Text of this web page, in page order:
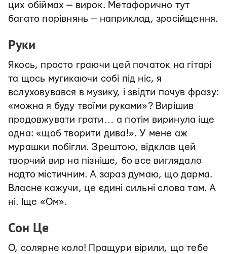
цих обіймах — вирок. Метафорично тут
багато порівнянь — наприклад, зросійщення.
Руки
Якось, просто граючи цей початок на гітарі
та щось мугикаючи собі під ніс, я
вслуховувався в музику, і звідти почув фразу:
«можна я буду твоїми руками»? Вирішив
продовжувати грати… а потім виринула іще
одна: «щоб творити дива!». У мене аж
мурашки побігли. Зрештою, відклав цей
творчий вир на пізніше, бо все виглядало
надто містичним. А зараз думаю, що дарма.
Власне кажучи, це єдині сильні слова там. А
ні. Іще «Ом».
Сон Це
О, солярне коло! Пращури вірили, що тебе